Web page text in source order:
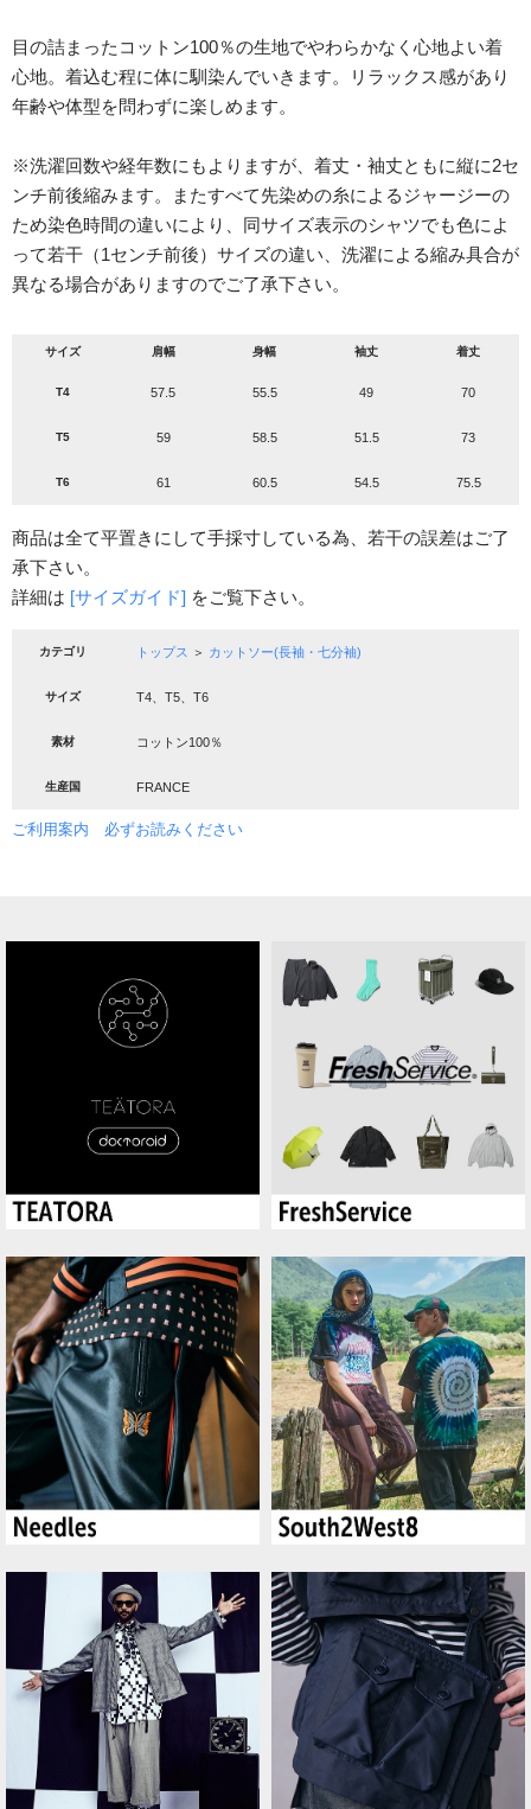
目の詰まったコットン100％の生地でやわらかなく心地よい着
心地。着込む程に体に馴染んでいきます。リラックス感があり
年齢や体型を問わずに楽しめます。
※洗濯回数や経年数にもよりますが、着丈・袖丈ともに縦に2セ
ンチ前後縮みます。またすべて先染めの糸によるジャージーの
ため染色時間の違いにより、同サイズ表示のシャツでも色によ
って若干（1センチ前後）サイズの違い、洗濯による縮み具合が
異なる場合がありますのでご了承下さい。
サイズ 肩幅 身幅 袖丈 着丈
T4 57.5 55.5 49 70
T5 59 58.5 51.5 73
T6 61 60.5 54.5 75.5
商品は全て平置きにして手採寸している為、若干の誤差はご了
承下さい。
詳細は [サイズガイド] をご覧下さい。
カテゴリ トップス ＞ カットソー(長袖・七分袖)
サイズ T4、T5、T6
素材 コットン100％
生産国 FRANCE
ご利用案内 必ずお読みください